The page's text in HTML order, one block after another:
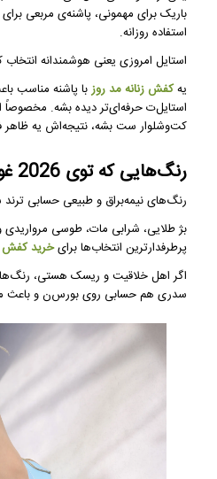
باریک برای مهمونی، پاشنه‌ی مربعی
استفاده روزانه.
استایل امروزی یعنی هوشمندانه
یهکفش زنانه مد روزبا پاشنه مناسب
استایل‌ت حرفه‌ای‌تر دیده بشه. مخصوصاً
کت‌وشلوار ست بشه، نتیجه‌اش یه ظاهر
رنگ‌هایی که توی 2026 غوغا به پا کردن
رنگ‌های نیمه‌براق و طبیعی حسابی
بژ طلایی، شرابی مات، طوسی
پرطرفدارترین انتخاب‌ها برایخرید کفش
اگر اهل خلاقیت و ریسک هستی،
سدری هم حسابی روی بورس‌ن و باعث